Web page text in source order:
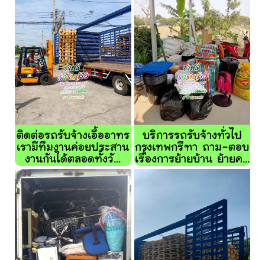
ติดต่อรถรับจ้างเอื้ออาทร
เรามีทีมงานค่อยประสาน
งานกันได้ตลอดทั้งวั...
บริการรถรับจ้างทั่วไป
กรุงเทพกรีฑา ถาม-ตอบ
เรื่องการย้ายบ้าน ย้ายค...